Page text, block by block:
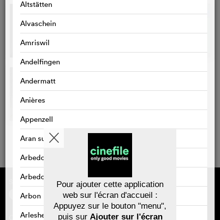
Altstätten
Alvaschein
Amriswil
Andelfingen
Andermatt
Anières
Appenzell
Aran sur Vilette
Arbedo
Arbedo-Castione
Arbon
Arlesheim
Sponsorisé par
Contact
À propos de cinefile
S'inscrire/s'abonner
Newsletter
FAQ
Pour ajouter cette application
web sur l'écran d'accueil :
Appuyez sur le bouton "menu",
puis sur Ajouter sur l'écran